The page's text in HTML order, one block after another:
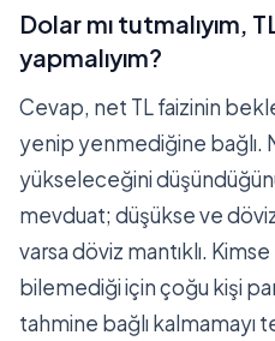
Dolar mı tutmalıyım,
yapmalıyım?
Cevap, net TL faizinin
yenip yenmediğine bağlı.
yükseleceğini
mevduat; düşükse ve
varsa döviz mantıklı.
bilemediği için çoğu kişi
tahmine bağlı kalmamayı